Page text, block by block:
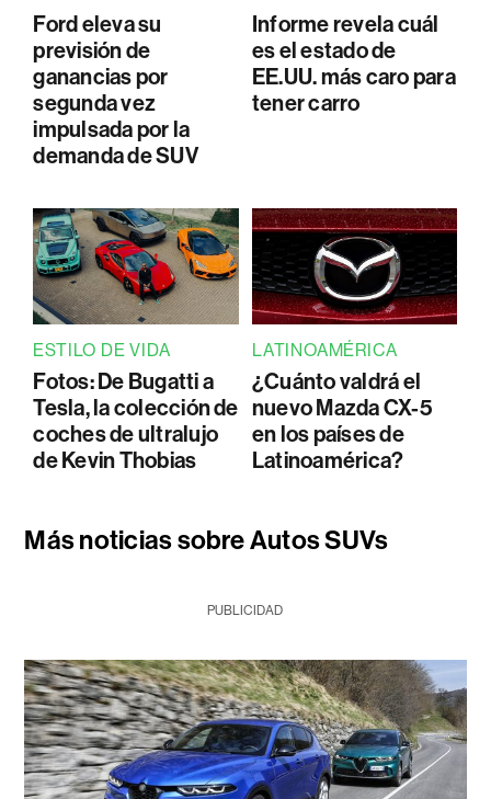
Ford eleva su
previsión de
ganancias por
segunda vez
impulsada por la
demanda de SUV
Informe revela cuál
es el estado de
EE.UU. más caro para
tener carro
ESTILO DE VIDA
Fotos: De Bugatti a
Tesla, la colección de
coches de ultralujo
de Kevin Thobias
LATINOAMÉRICA
¿Cuánto valdrá el
nuevo Mazda CX-5
en los países de
Latinoamérica?
Más noticias sobre Autos SUVs
PUBLICIDAD